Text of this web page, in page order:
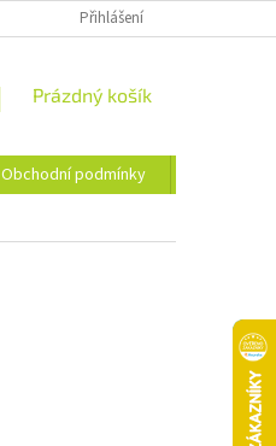
Přihlášení
NÁKUPNÍ
Prázdný košík
Obchodní podmínky